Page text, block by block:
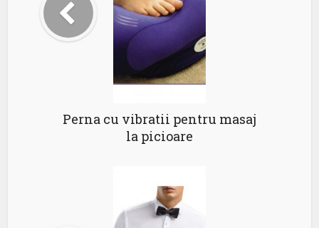
Perna cu vibratii pentru masaj
la picioare